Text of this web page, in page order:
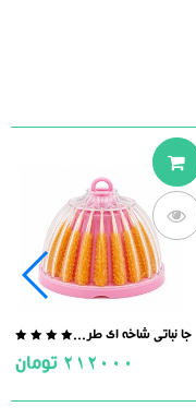
5
جا نباتی شاخه ای طرح گل
212000 تومان